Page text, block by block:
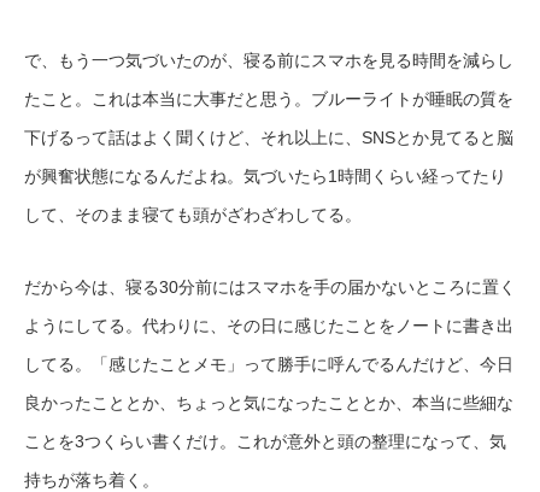
で、もう一つ気づいたのが、寝る前にスマホを見る時間を減らし
たこと。これは本当に大事だと思う。ブルーライトが睡眠の質を
下げるって話はよく聞くけど、それ以上に、SNSとか見てると脳
が興奮状態になるんだよね。気づいたら1時間くらい経ってたり
して、そのまま寝ても頭がざわざわしてる。
だから今は、寝る30分前にはスマホを手の届かないところに置く
ようにしてる。代わりに、その日に感じたことをノートに書き出
してる。「感じたことメモ」って勝手に呼んでるんだけど、今日
良かったこととか、ちょっと気になったこととか、本当に些細な
ことを3つくらい書くだけ。これが意外と頭の整理になって、気
持ちが落ち着く。